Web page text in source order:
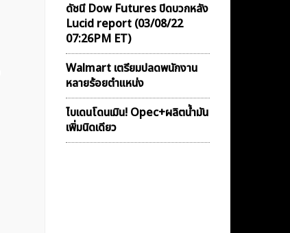
ดัชนี Dow Futures ปิดบวกหลัง
Lucid report (03/08/22
07:26PM ET)
Walmart เตรียมปลดพนักงาน
หลายร้อยตำแหน่ง
ไบเดนโดนเมิน! Opec+ผลิตน้ำมัน
เพิ่มนิดเดียว